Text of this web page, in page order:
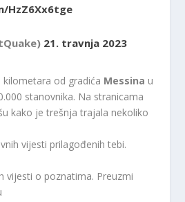
HzZ6Xx6tge
21. travnja 2023
od gradića Messina u
stanovnika. Na stranicama
kako je trešnja trajala nekoliko
vijesti prilagođenih tebi.
vijesti o poznatima. Preuzmi